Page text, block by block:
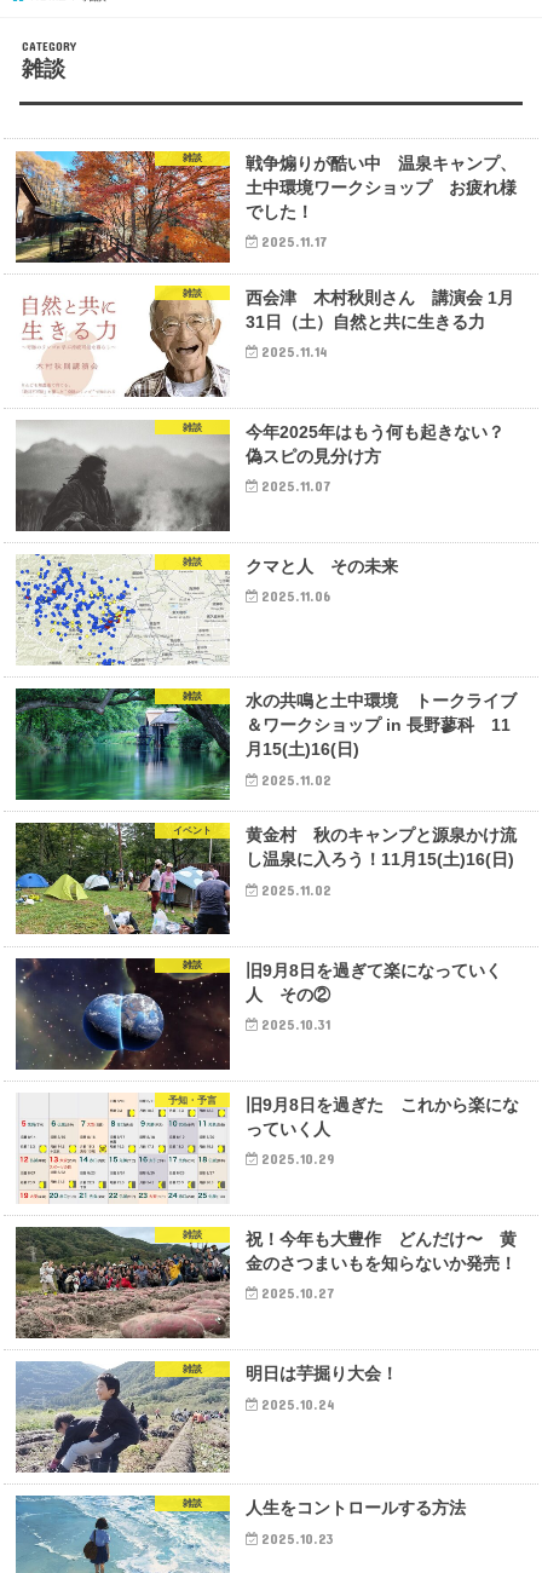
雑談
雑談
戦争煽りが酷い中 温泉キャンプ、
土中環境ワークショップ お疲れ様
でした！
2025.11.17
雑談
西会津 木村秋則さん 講演会 1月
31日（土）自然と共に生きる力
2025.11.14
雑談
今年2025年はもう何も起きない？
偽スピの見分け方
2025.11.07
雑談 クマと人 その未来
2025.11.06
雑談
水の共鳴と土中環境 トークライブ
＆ワークショップ in 長野蓼科 11
月15(土)16(日)
2025.11.02
イベント
黄金村 秋のキャンプと源泉かけ流
し温泉に入ろう！11月15(土)16(日)
2025.11.02
雑談
旧9月8日を過ぎて楽になっていく
人 その②
2025.10.31
予知・予言
旧9月8日を過ぎた これから楽にな
っていく人
2025.10.29
雑談
祝！今年も大豊作 どんだけ〜 黄
金のさつまいもを知らないか発売！
2025.10.27
雑談 明日は芋掘り大会！
2025.10.24
雑談 人生をコントロールする方法
2025.10.23